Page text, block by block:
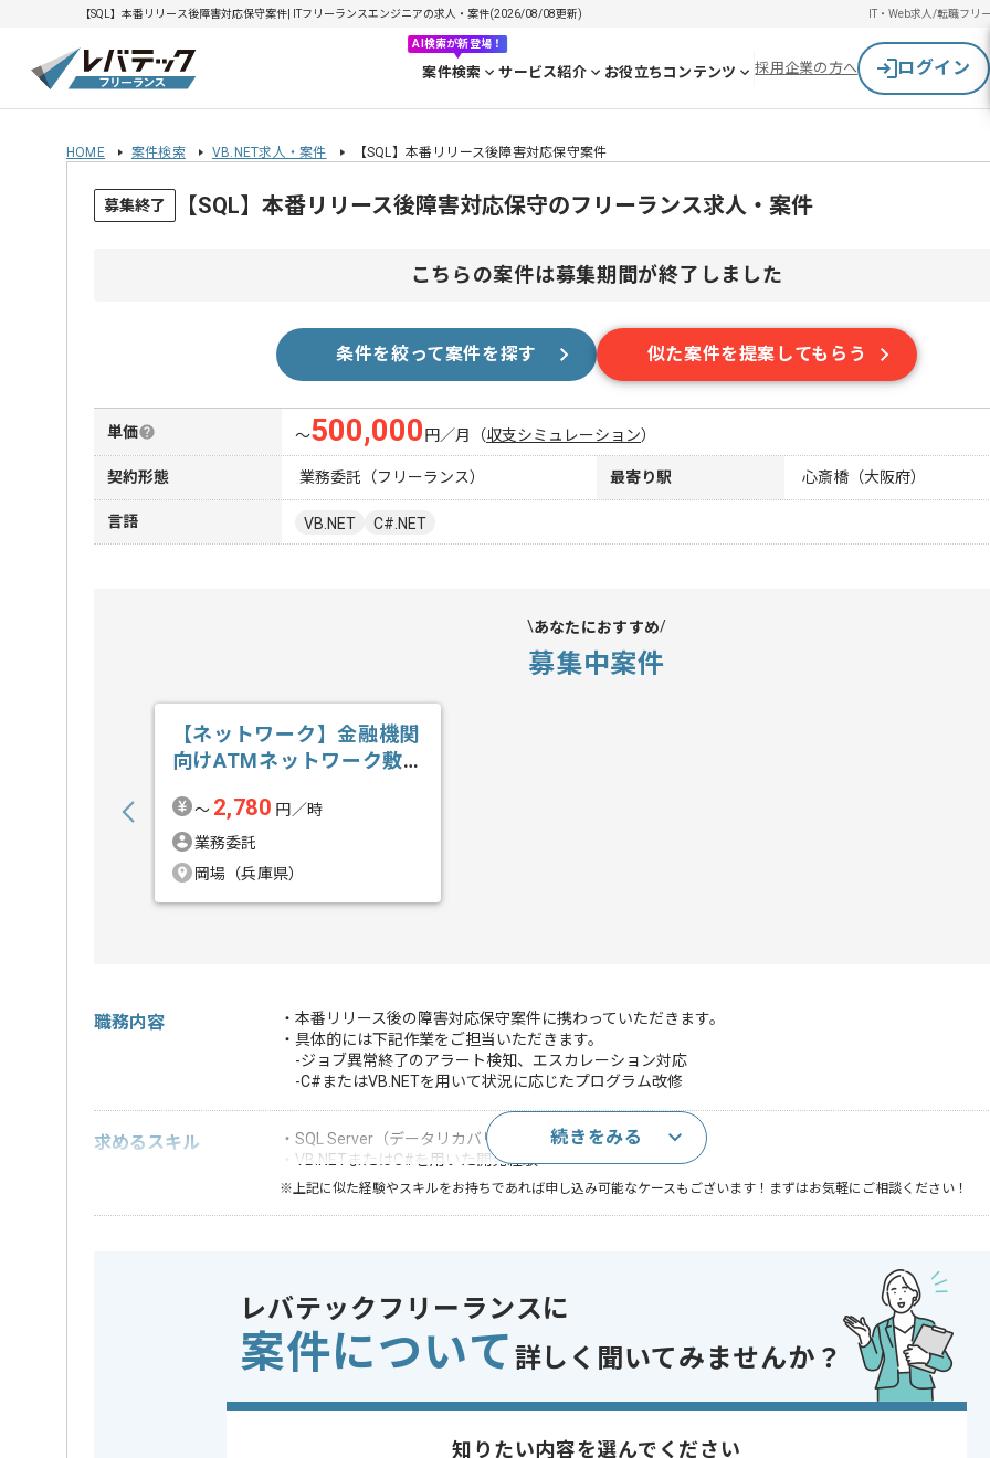
【SQL】本番リリース後障害対応保守案件| ITフリーランスエンジニアの求人・案件(2026/08/08更新) IT・Web求人/転職フリ
AI検索が新登場！
案件検索 サービス紹介 お役立ちコンテンツ 採用企業の方へ ログイン
HOME 案件検索 VB.NET求人・案件 【SQL】本番リリース後障害対応保守案件
募集終了 【SQL】本番リリース後障害対応保守のフリーランス求人・案件
こちらの案件は募集期間が終了しました
条件を絞って案件を探す 似た案件を提案してもらう
単価 〜500,000 円／月 （収支シミュレーション）
契約形態 業務委託（フリーランス） 最寄り駅 心斎橋（大阪府）
言語 VB.NET C#.NET
あなたにおすすめ
募集中案件
【ネットワーク】金融機関
向けATMネットワーク敷
〜 2,780 円／時
業務委託
岡場（兵庫県）
職務内容
・本番リリース後の障害対応保守案件に携わっていただきます。
・具体的には下記作業をご担当いただきます。
-ジョブ異常終了のアラート検知、エスカレーション対応
-C#またはVB.NETを用いて状況に応じたプログラム改修
求めるスキル
・SQL Server（データリカバリ）経験
・VB.NETまたはC#を用いた開発経験
※上記に似た経験やスキルをお持ちであれば申し込み可能なケースもございます！まずはお気軽にご相談ください！
支払いサイト
15日
続きをみる
レバテックフリーランスに
案件について 詳しく聞いてみませんか？
知りたい内容を選んでください